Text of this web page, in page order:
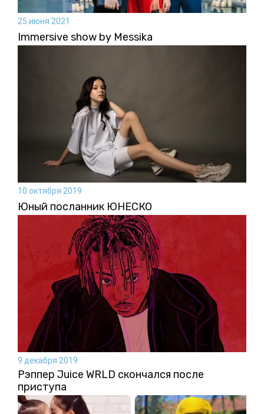
25 июня 2021
Immersive show by Messika
10 октября 2019
Юный посланник ЮНЕСКО
9 декабря 2019
Рэппер Juice WRLD скончался после
приступа